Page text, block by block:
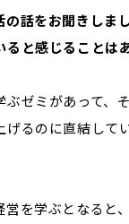
話をお聞きしま
ると感じることは
ゼミがあって、
るのに直結して
を学ぶとなると